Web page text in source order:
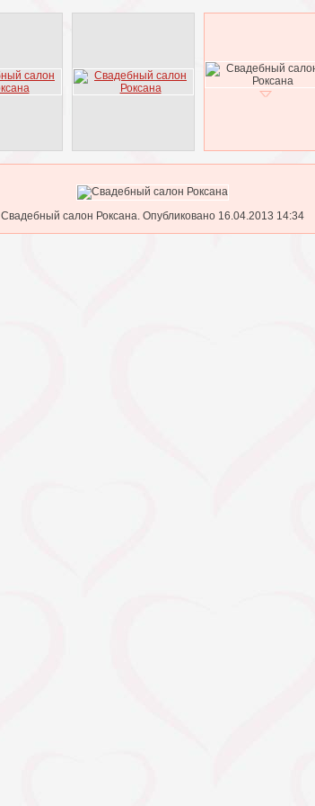
Свадебный салон Роксана. Опубликовано 16.04.2013 14:34